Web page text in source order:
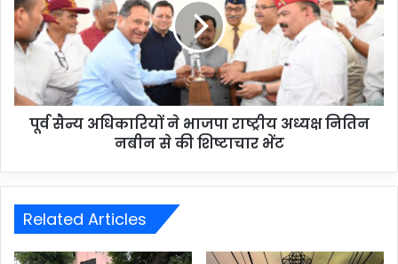
पूर्व सैन्य अधिकारियों ने भाजपा राष्ट्रीय अध्यक्ष नितिन
नबीन से की शिष्टाचार भेंट
Related Articles